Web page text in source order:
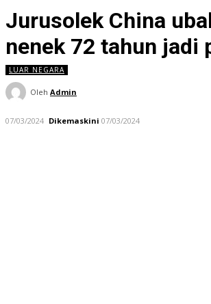
Jurusolek China
nenek 72 tahun jadi
LUAR NEGARA
Oleh Admin
07/03/2024 Dikemaskini 07/03/2024